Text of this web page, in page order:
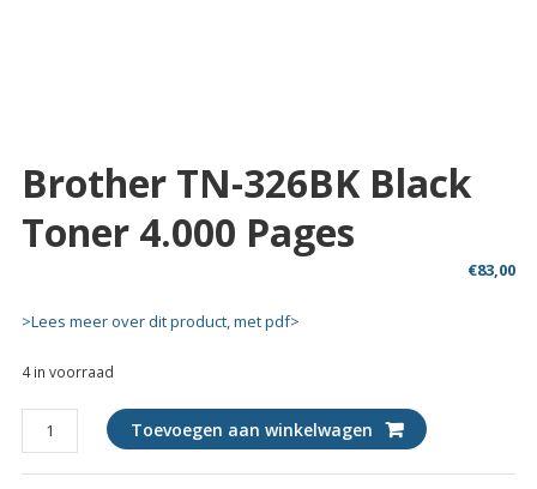
Brother TN-326BK Black
Toner 4.000 Pages
€83,00
>Lees meer over dit product, met pdf>
4 in voorraad
Brother
TN-
326BK
Toevoegen aan winkelwagen